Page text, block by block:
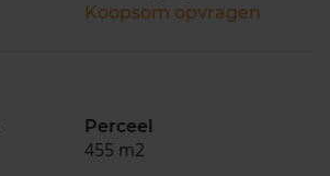
Koopsom opvragen
Perceel
455 m2